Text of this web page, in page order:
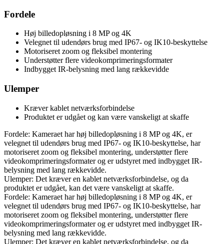
Fordele
Høj billedopløsning i 8 MP og 4K
Velegnet til udendørs brug med IP67- og IK10-beskyttelse
Motoriseret zoom og fleksibel montering
Understøtter flere videokomprimeringsformater
Indbygget IR-belysning med lang rækkevidde
Ulemper
Kræver kablet netværksforbindelse
Produktet er udgået og kan være vanskeligt at skaffe
Fordele: Kameraet har høj billedopløsning i 8 MP og 4K, er
velegnet til udendørs brug med IP67- og IK10-beskyttelse, har
motoriseret zoom og fleksibel montering, understøtter flere
videokomprimeringsformater og er udstyret med indbygget IR-
belysning med lang rækkevidde.
Ulemper: Det kræver en kablet netværksforbindelse, og da
produktet er udgået, kan det være vanskeligt at skaffe.
Fordele: Kameraet har høj billedopløsning i 8 MP og 4K, er
velegnet til udendørs brug med IP67- og IK10-beskyttelse, har
motoriseret zoom og fleksibel montering, understøtter flere
videokomprimeringsformater og er udstyret med indbygget IR-
belysning med lang rækkevidde.
Ulemper: Det kræver en kablet netværksforbindelse, og da